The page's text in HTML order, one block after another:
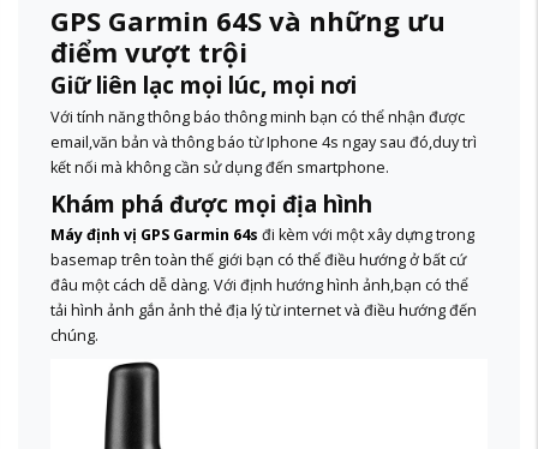
GPS Garmin 64S và những ưu
điểm vượt trội
Giữ liên lạc mọi lúc, mọi nơi
Với tính năng thông báo thông minh bạn có thể nhận được
email,văn bản và thông báo từ Iphone 4s ngay sau đó,duy trì
kết nối mà không cần sử dụng đến smartphone.
Khám phá được mọi địa hình
Máy định vị GPS Garmin 64s đi kèm với một xây dựng trong
basemap trên toàn thế giới bạn có thể điều hướng ở bất cứ
đâu một cách dễ dàng. Với định hướng hình ảnh,bạn có thể
tải hình ảnh gắn ảnh thẻ địa lý từ internet và điều hướng đến
chúng.